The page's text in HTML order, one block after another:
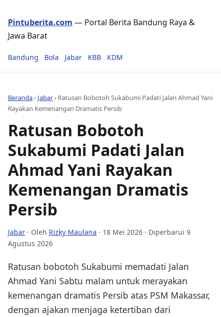
Pintuberita.com — Portal Berita Bandung Raya &
Jawa Barat
Bandung Bola Jabar KBB KDM
Beranda› Jabar› Ratusan Bobotoh Sukabumi Padati Jalan Ahmad Yani
Rayakan Kemenangan Dramatis Persib
Ratusan Bobotoh
Sukabumi Padati Jalan
Ahmad Yani Rayakan
Kemenangan Dramatis
Persib
Jabar · Oleh Rizky Maulana · 18 Mei 2026 · Diperbarui 9
Agustus 2026
Ratusan bobotoh Sukabumi memadati Jalan
Ahmad Yani Sabtu malam untuk merayakan
kemenangan dramatis Persib atas PSM Makassar,
dengan ajakan menjaga ketertiban dari